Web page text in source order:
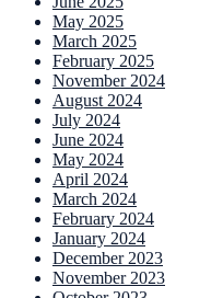
May 2025
March 2025
February 2025
November 2024
August 2024
July 2024
June 2024
May 2024
April 2024
March 2024
February 2024
January 2024
December 2023
November 2023